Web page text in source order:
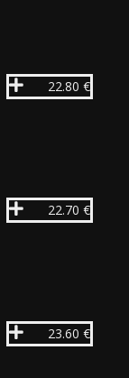
22.80 €
22.70 €
23.60 €